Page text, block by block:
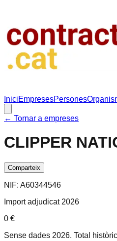
IniciEmpresesPersones
← Tornar a empreses
CLIPPER
Comparteix
NIF: A60344546
Import adjudicat 2026
0 €
Sense dades 2026. Total